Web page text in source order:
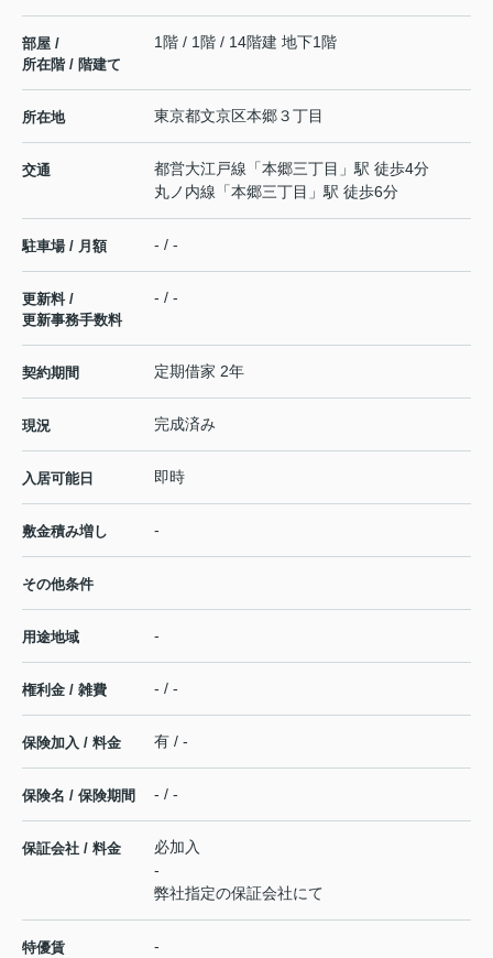
部屋 /
所在階 / 階建て
1階 / 1階 / 14階建 地下1階
所在地 東京都文京区本郷３丁目
交通 都営大江戸線 「本郷三丁目 」駅 徒歩4分
丸ノ内線 「本郷三丁目 」駅 徒歩6分
駐車場 / 月額 - / -
更新料 /
更新事務手数料
- / -
契約期間 定期借家 2年
現況 完成済み
入居可能日 即時
敷金積み増し -
その他条件
用途地域 -
権利金 / 雑費 - / -
保険加入 / 料金 有 / -
保険名 / 保険期間 - / -
保証会社 / 料金
必加入
-
弊社指定の保証会社にて
特優賃 -